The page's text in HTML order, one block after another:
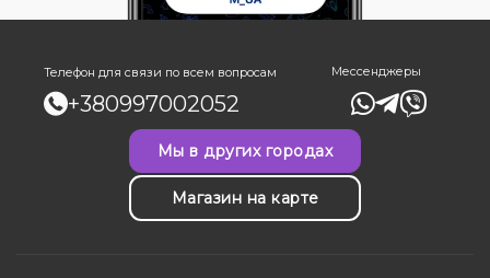
Телефон для связи по всем вопросам
+380997002052
Мессенджеры
Мы в других городах
Магазин на карте